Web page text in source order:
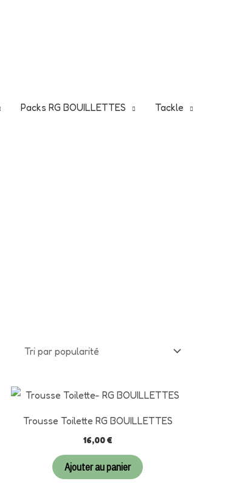
Packs RG BOUILLETTES Tackle
Trousse Toilette RG BOUILLETTES
16,00€
Ajouter au panier